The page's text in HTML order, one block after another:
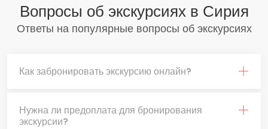
Вопросы об экскурсиях в Сирия
Ответы на популярные вопросы об экскурсиях
Как забронировать экскурсию онлайн?
Нужна ли предоплата для бронирования
экскурсии?